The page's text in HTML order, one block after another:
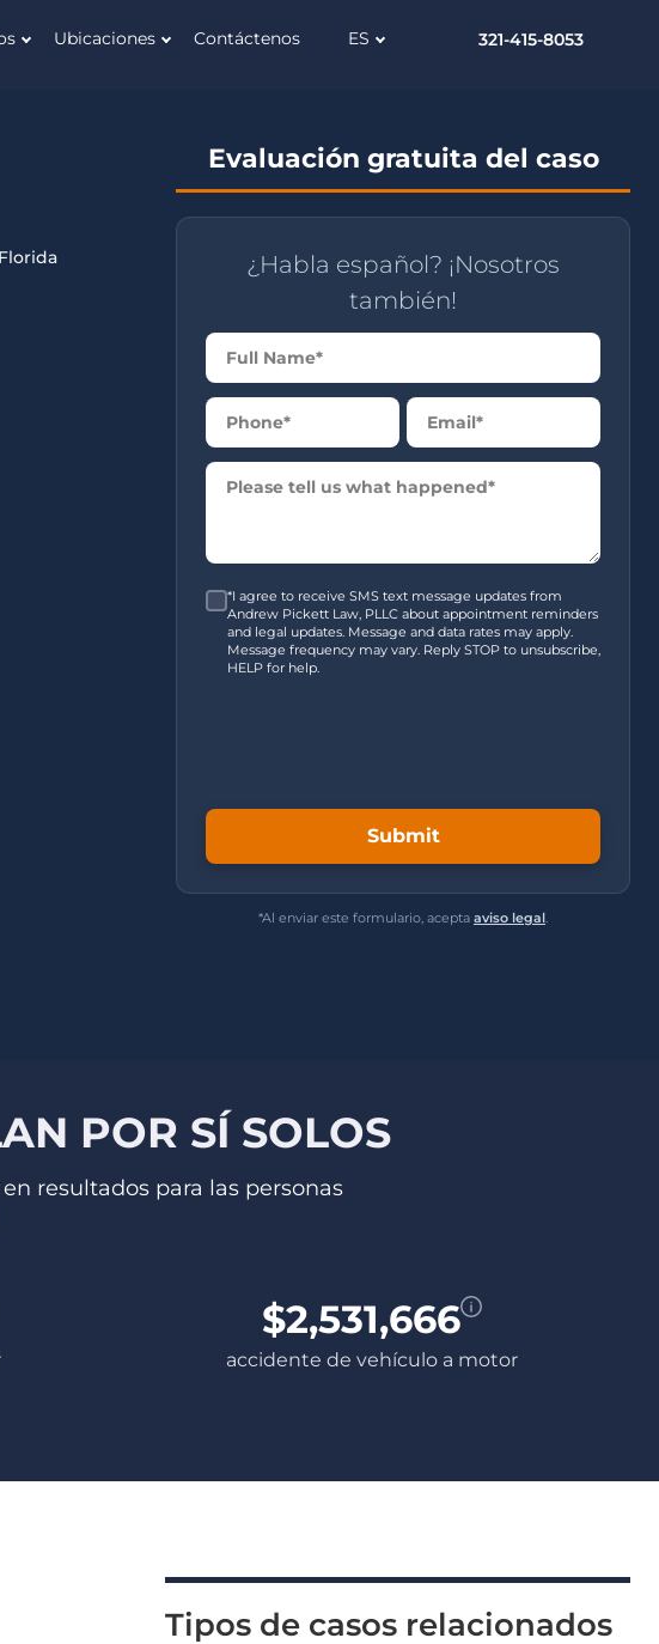
Ubicaciones Contáctenos ES 321-415-8053
Evaluación gratuita del caso
¿Habla español? ¡Nosotros
también!
*I agree to receive SMS text message updates from
Andrew Pickett Law, PLLC about appointment reminders
and legal updates. Message and data rates may apply.
Message frequency may vary. Reply STOP to unsubscribe,
HELP for help.
*Al enviar este formulario, acepta aviso legal.
POR SÍ SOLOS
resultados para las personas
$2,531,666
accidente de vehículo a motor
Tipos de casos relacionados